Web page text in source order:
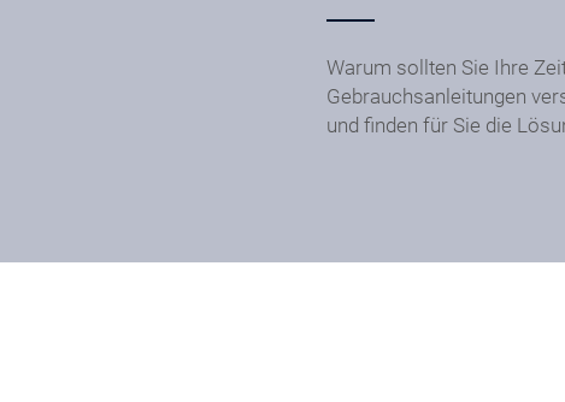
Warum sollten Sie Ihre
Gebrauchsanleitungen
und finden für Sie die